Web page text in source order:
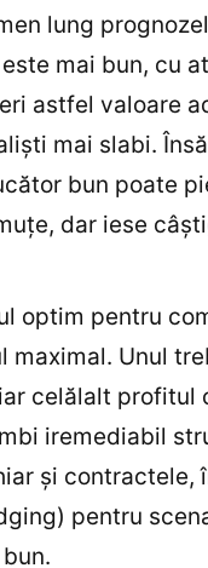
lung
mai bun, cu
astfel valoare
mai slabi.
bun poate
dar iese
optim pentru
maximal. Unul
celălalt profitul
iremediabil
şi contractele,
pentru